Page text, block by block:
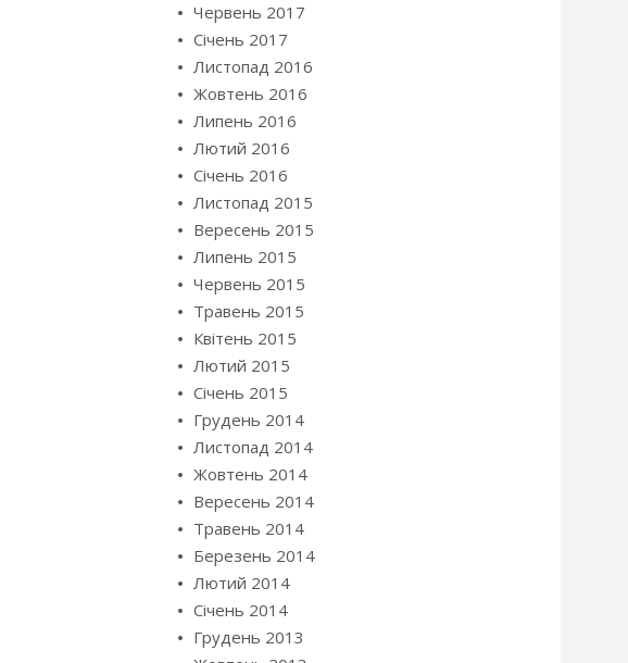
Червень 2017
Січень 2017
Листопад 2016
Жовтень 2016
Липень 2016
Лютий 2016
Січень 2016
Листопад 2015
Вересень 2015
Липень 2015
Червень 2015
Травень 2015
Квітень 2015
Лютий 2015
Січень 2015
Грудень 2014
Листопад 2014
Жовтень 2014
Вересень 2014
Травень 2014
Березень 2014
Лютий 2014
Січень 2014
Грудень 2013